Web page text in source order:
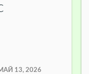
13, 2026